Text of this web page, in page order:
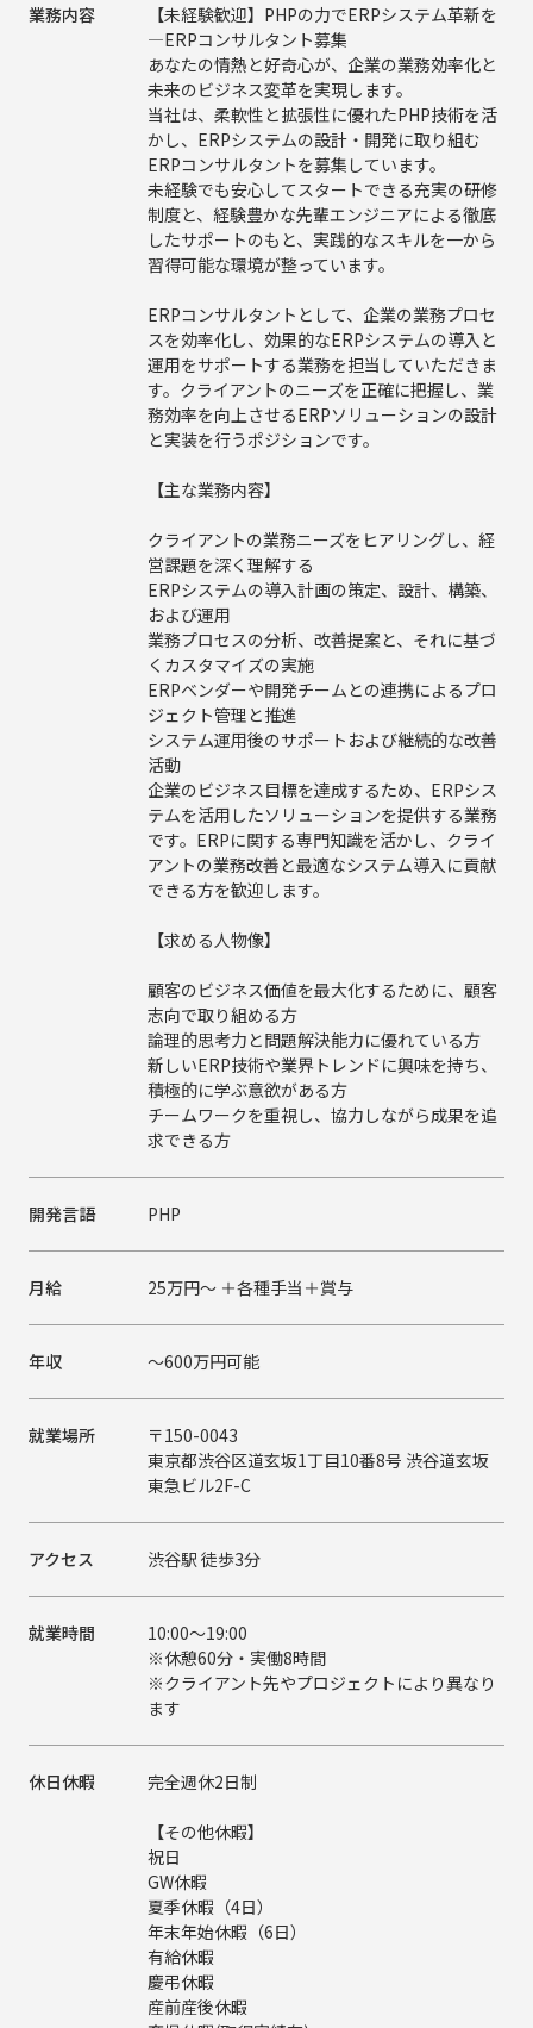
業務内容
【未経験歓迎】PHPの力でERPシステム革新を
―ERPコンサルタント募集
あなたの情熱と好奇心が、企業の業務効率化と
未来のビジネス変革を実現します。
当社は、柔軟性と拡張性に優れたPHP技術を活
かし、ERPシステムの設計・開発に取り組む
ERPコンサルタントを募集しています。
未経験でも安心してスタートできる充実の研修
制度と、経験豊かな先輩エンジニアによる徹底
したサポートのもと、実践的なスキルを一から
習得可能な環境が整っています。
ERPコンサルタントとして、企業の業務プロセ
スを効率化し、効果的なERPシステムの導入と
運用をサポートする業務を担当していただきま
す。クライアントのニーズを正確に把握し、業
務効率を向上させるERPソリューションの設計
と実装を行うポジションです。
【主な業務内容】
クライアントの業務ニーズをヒアリングし、経
営課題を深く理解する
ERPシステムの導入計画の策定、設計、構築、
および運用
業務プロセスの分析、改善提案と、それに基づ
くカスタマイズの実施
ERPベンダーや開発チームとの連携によるプロ
ジェクト管理と推進
システム運用後のサポートおよび継続的な改善
活動
企業のビジネス目標を達成するため、ERPシス
テムを活用したソリューションを提供する業務
です。ERPに関する専門知識を活かし、クライ
アントの業務改善と最適なシステム導入に貢献
できる方を歓迎します。
【求める人物像】
顧客のビジネス価値を最大化するために、顧客
志向で取り組める方
論理的思考力と問題解決能力に優れている方
新しいERP技術や業界トレンドに興味を持ち、
積極的に学ぶ意欲がある方
チームワークを重視し、協力しながら成果を追
求できる方
開発言語 PHP
月給 25万円〜 ＋各種手当＋賞与
年収 〜600万円可能
就業場所
〒150-0043
東京都渋谷区道玄坂1丁目10番8号 渋谷道玄坂
東急ビル2F-C
アクセス 渋谷駅 徒歩3分
就業時間
10:00～19:00
※休憩60分・実働8時間
※クライアント先やプロジェクトにより異なり
ます
休日休暇 完全週休2日制
【その他休暇】
祝日
GW休暇
夏季休暇（4日）
年末年始休暇（6日）
有給休暇
慶弔休暇
産前産後休暇